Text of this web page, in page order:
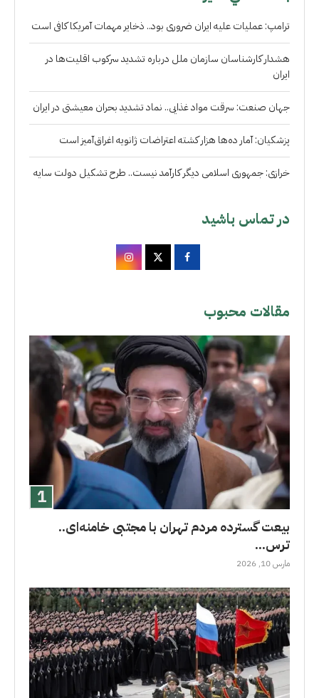
ترامپ: عملیات علیه ایران ضروری بود.. ذخایر مهمات آمریکا کافی است
هشدار کارشناسان سازمان ملل درباره تشدید سرکوب اقلیت‌ها در
ایران
جهان صنعت: سرقت مواد غذایی.. نماد تشدید بحران معیشتی در ایران
پزشکیان: آمار ده‌ها هزار کشته اعتراضات ژانویه اغراق‌آمیز است
خرازی: جمهوری اسلامی دیگر کارآمد نیست.. طرح تشکیل دولت سایه
در تماس باشید
مقالات محبوب
بیعت گسترده مردم تهران با مجتبی خامنه‌ای..
ترس...
مارس 10, 2026